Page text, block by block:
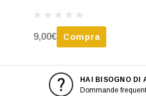
9,00€ Compra
HAI BISOGNO DI
Dommande